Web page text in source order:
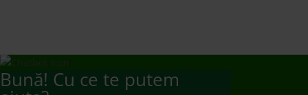
Bună! Cu ce te putem